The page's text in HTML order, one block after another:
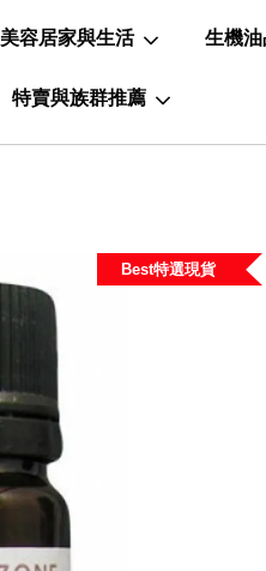
美容居家與生活 生機
特賣與族群推薦
Best特選現貨